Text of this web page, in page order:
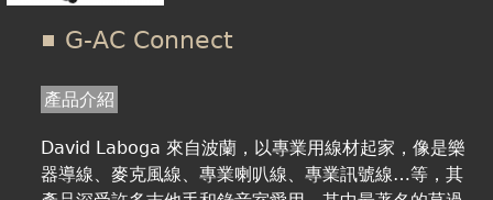
G-AC Connect
產品介紹
David Laboga 來自波蘭，以專業用線材起家，像是樂
器導線、麥克風線、專業喇叭線、專業訊號線…等，其